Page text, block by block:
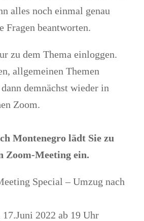
alles noch einmal genau
Fragen beantworten.
zu dem Thema einloggen.
allgemeinen Themen
demnächst wieder in
Zoom.
Montenegro lädt Sie zu
Zoom-Meeting ein.
Special – Umzug nach
2022 ab 19 Uhr